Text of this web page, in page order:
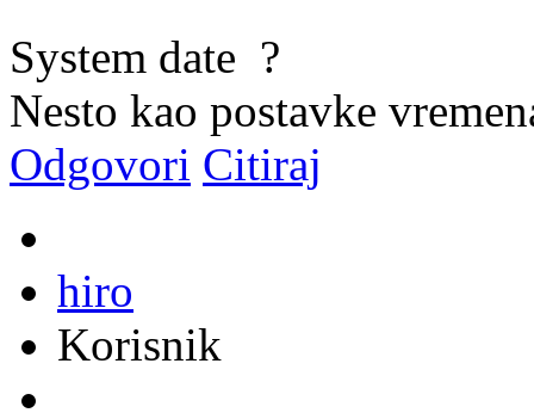
System date ?
Nesto kao postavke
Odgovori Citiraj
hiro
Korisnik